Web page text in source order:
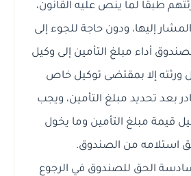
طبقا لما ينص عليه القانون،
إليها، ودون حاجة للجوء إلى
أداء مبلغ التأمين إلى وكيل
ورثته إلا بمقتضى توكيل خاص
بعد تحديد مبلغ التأمين، ويجب
قيمة مبلغ التأمين وما يخول
استلامه من الصندوق.
الحق للصندوق في الرجوع